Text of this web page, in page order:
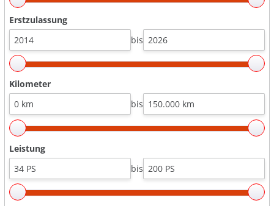
Erstzulassung
bis
Kilometer
bis
Leistung
bis